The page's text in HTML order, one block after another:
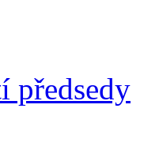
předsedy